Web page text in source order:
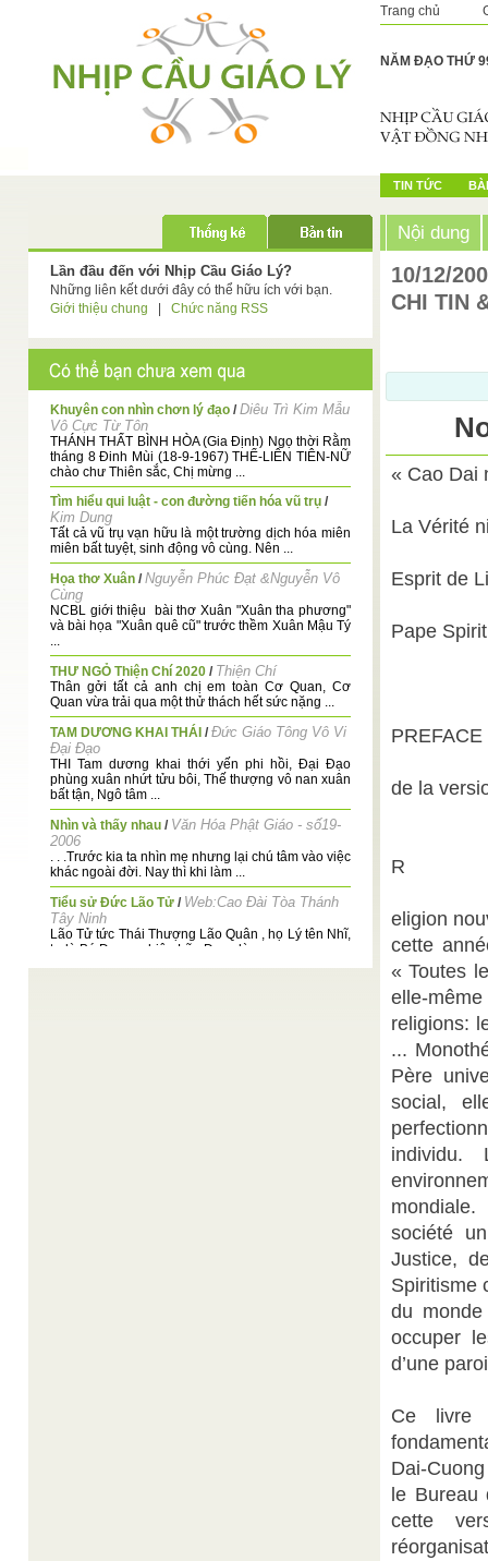
Trang chủ
NĂM ĐẠO THỨ
TIN TỨC
Lần đầu đến với Nhịp Cầu Giáo Lý?
Những liên kết dưới đây có thể hữu ích với bạn.
Giới thiệu chung
Chức năng RSS
Khuyên con nhìn chơn lý đạo /Diêu Trì Kim Mẫu
Vô Cực Từ Tôn
THÁNH THẤT BÌNH HÒA (Gia Định) Ngọ thời Rằm
tháng 8 Đinh Mùi (18-9-1967) THỂ-LIÊN TIÊN-NỮ
chào chư Thiên sắc, Chị mừng ...
Tìm hiểu qui luật - con đường tiến hóa vũ trụ /
Kim Dung
Tất cả vũ trụ vạn hữu là một trường dịch hóa miên
miên bất tuyệt, sinh động vô cùng. Nên ...
Họa thơ Xuân /Nguyễn Phúc Đạt &Nguyễn Vô
Cùng
NCBL giới thiệu bài thơ Xuân "Xuân tha phương"
và bài họa "Xuân quê cũ" trước thềm Xuân Mậu Tý
...
THƯ NGỎ Thiện Chí 2020 / Thiện Chí
Thân gởi tất cả anh chị em toàn Cơ Quan, Cơ
Quan vừa trải qua một thử thách hết sức nặng ...
TAM DƯƠNG KHAI THÁI /Đức Giáo Tông Vô Vi
Đại Đạo
THI Tam dương khai thới yến phi hồi, Đại Đạo
phùng xuân nhứt tửu bôi, Thế thượng vô nan xuân
bất tận, Ngô tâm ...
Nhìn và thấy nhau / Văn Hóa Phật Giáo - số19-
2006
. . .Trước kia ta nhìn mẹ nhưng lại chú tâm vào việc
khác ngoài đời. Nay thì khi làm ...
Tiểu sử Đức Lão Tử / Web:Cao Đài Tòa Thánh
Tây Ninh
Lão Tử tức Thái Thượng Lão Quân , họ Lý tên Nhĩ,
tự là Bá Dương, hiệu Lão Đam, là ...
Nội dung
10/12/
CHI TIN
« Cao Dai
La Vérité
Esprit de
Pape
PREFACE
de la
R
eligion
cette
« Toutes
elle-
religions:
...
Père
social,
individu.
société
Justice,
Spiritisme
du monde
occuper
d’une
Ce livre
Dai-
le Bureau
cette